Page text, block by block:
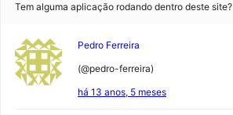
Tem alguma aplicação rodando dentro deste site?
Pedro Ferreira
(@pedro-ferreira)
há 13 anos, 5 meses